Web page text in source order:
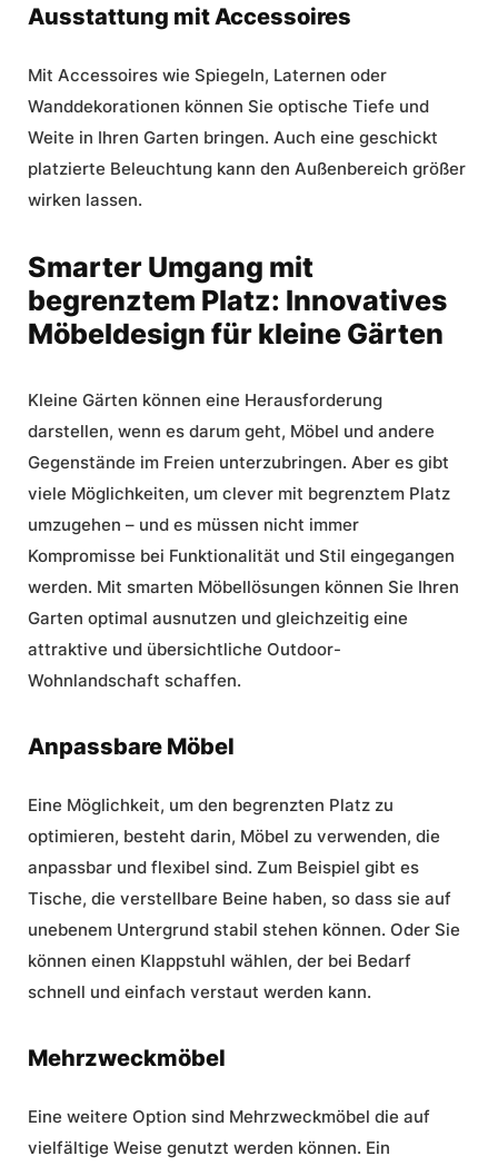
Ausstattung mit Accessoires
Mit Accessoires wie Spiegeln, Laternen oder
Wanddekorationen können Sie optische Tiefe und
Weite in Ihren Garten bringen. Auch eine geschickt
platzierte Beleuchtung kann den Außenbereich größer
wirken lassen.
Smarter Umgang mit
begrenztem Platz: Innovatives
Möbeldesign für kleine Gärten
Kleine Gärten können eine Herausforderung
darstellen, wenn es darum geht, Möbel und andere
Gegenstände im Freien unterzubringen. Aber es gibt
viele Möglichkeiten, um clever mit begrenztem Platz
umzugehen – und es müssen nicht immer
Kompromisse bei Funktionalität und Stil eingegangen
werden. Mit smarten Möbellösungen können Sie Ihren
Garten optimal ausnutzen und gleichzeitig eine
attraktive und übersichtliche Outdoor-
Wohnlandschaft schaffen.
Anpassbare Möbel
Eine Möglichkeit, um den begrenzten Platz zu
optimieren, besteht darin, Möbel zu verwenden, die
anpassbar und flexibel sind. Zum Beispiel gibt es
Tische, die verstellbare Beine haben, so dass sie auf
unebenem Untergrund stabil stehen können. Oder Sie
können einen Klappstuhl wählen, der bei Bedarf
schnell und einfach verstaut werden kann.
Mehrzweckmöbel
Eine weitere Option sind Mehrzweckmöbel die auf
vielfältige Weise genutzt werden können. Ein